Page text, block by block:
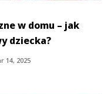
w domu – jak
dziecka?
14, 2025